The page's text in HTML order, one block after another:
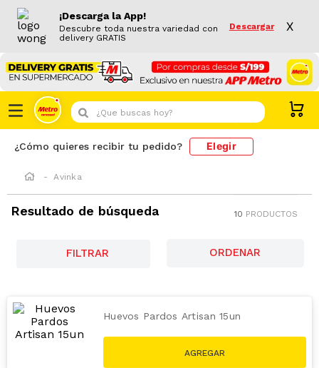
¡Descarga la App!
Descubre toda nuestra variedad con
delivery GRATIS
Descargar X
¿Que buscas hoy?
¿Cómo quieres recibir tu pedido? Elegir
Avinka
Resultado de búsqueda 10 PRODUCTOS
FILTRAR
Huevos Pardos Artisan 15un